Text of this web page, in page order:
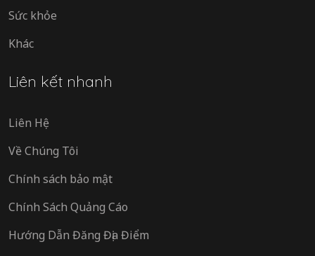
Sức khỏe
Khác
Liên kết nhanh
Liên Hệ
Về Chúng Tôi
Chính sách bảo mật
Chính Sách Quảng Cáo
Hướng Dẫn Đăng Địa Điểm